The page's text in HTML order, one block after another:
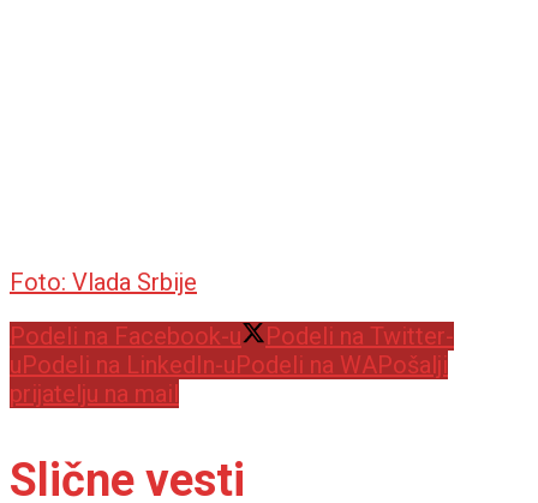
Foto: Vlada Srbije
Podeli na Facebook-u
Podeli na Twitter-
uPodeli na LinkedIn-uPodeli na WAPošalji
prijatelju na mail
Slične vesti